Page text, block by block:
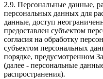
2.9. Персональные данные,
персональных данных для
данные, доступ
предоставлен субъектом
согласия на обработку
субъектом персональных
порядке, предусмотренном
(далее - персональные
распространения).